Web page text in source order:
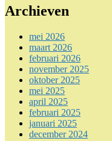
Archieven
mei 2026
maart 2026
februari 2026
november 2025
oktober 2025
mei 2025
april 2025
februari 2025
januari 2025
december 2024